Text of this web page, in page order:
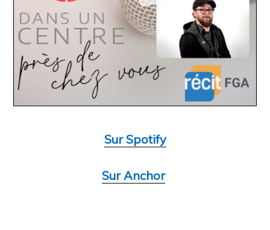
Sur Spotify
Sur Anchor